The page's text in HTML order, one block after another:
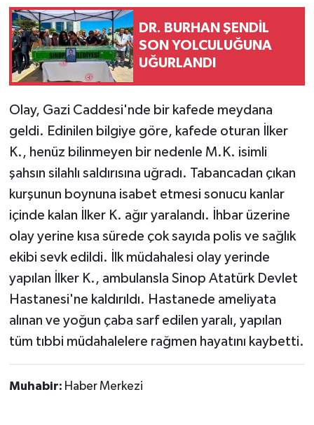
DR. BURHAN ŞENDİL
SON YOLCULUĞUNA
UĞURLANDI
Olay, Gazi Caddesi'nde bir kafede meydana
geldi. Edinilen bilgiye göre, kafede oturan İlker
K., henüz bilinmeyen bir nedenle M.K. isimli
şahsın silahlı saldırısına uğradı. Tabancadan çıkan
kurşunun boynuna isabet etmesi sonucu kanlar
içinde kalan İlker K. ağır yaralandı. İhbar üzerine
olay yerine kısa sürede çok sayıda polis ve sağlık
ekibi sevk edildi. İlk müdahalesi olay yerinde
yapılan İlker K., ambulansla Sinop Atatürk Devlet
Hastanesi'ne kaldırıldı. Hastanede ameliyata
alınan ve yoğun çaba sarf edilen yaralı, yapılan
tüm tıbbi müdahalelere rağmen hayatını kaybetti.
Muhabir: Haber Merkezi